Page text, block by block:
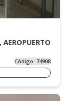
Código: 74908